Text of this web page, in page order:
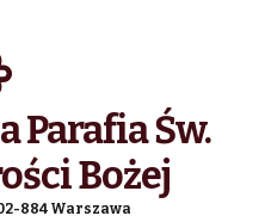
Parafia Św.
Bożej
884 Warszawa